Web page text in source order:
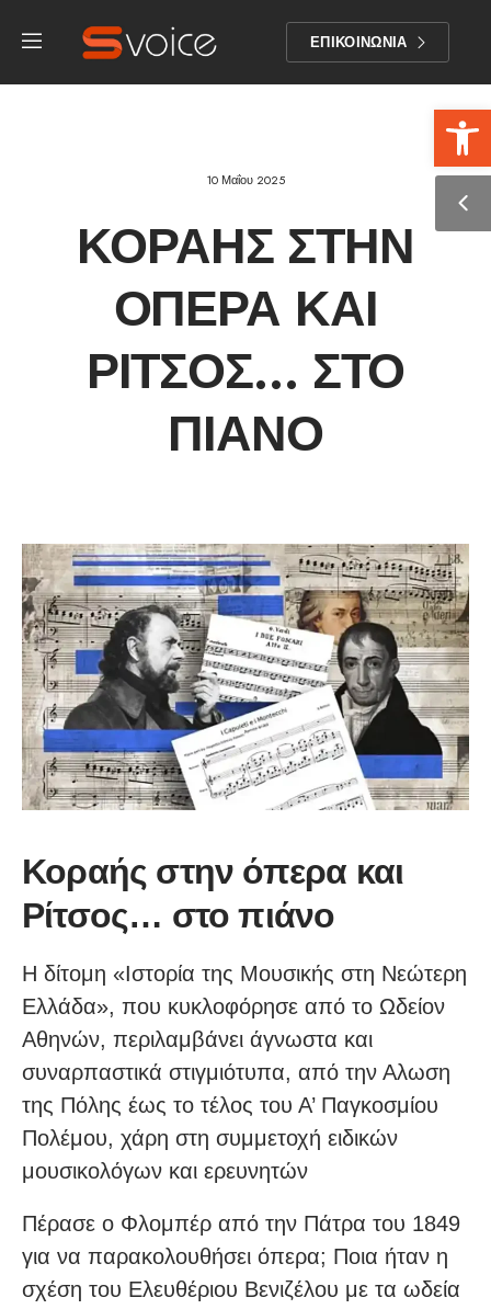
ΕΠΙΚΟΙΝΩΝΙΑ
10 Μαΐου 2025
ΚΟΡΑΉΣ ΣΤΗΝ
ΌΠΕΡΑ ΚΑΙ
ΡΊΤΣΟΣ… ΣΤΟ
ΠΙΆΝΟ
Κοραής στην όπερα και
Ρίτσος… στο πιάνο
Η δίτομη «Ιστορία της Μουσικής στη Νεώτερη
Ελλάδα», που κυκλοφόρησε από το Ωδείον
Αθηνών, περιλαμβάνει άγνωστα και
συναρπαστικά στιγμιότυπα, από την Αλωση
της Πόλης έως το τέλος του Α’ Παγκοσμίου
Πολέμου, χάρη στη συμμετοχή ειδικών
μουσικολόγων και ερευνητών
Πέρασε ο Φλομπέρ από την Πάτρα του 1849
για να παρακολουθήσει όπερα; Ποια ήταν η
σχέση του Ελευθέριου Βενιζέλου με τα ωδεία